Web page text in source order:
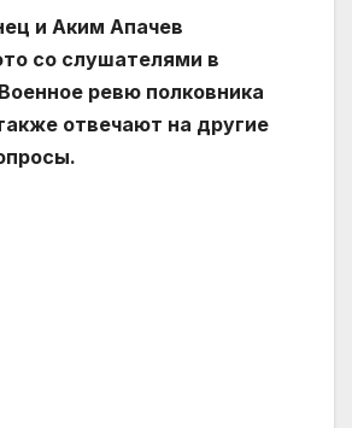
и Аким Апачев
со слушателями в
ревю полковника
отвечают на другие